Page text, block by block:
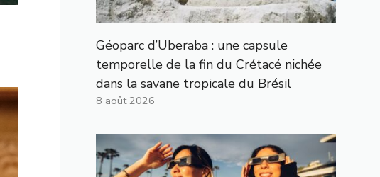
Géoparc d’Uberaba : une capsule
temporelle de la fin du Crétacé nichée
dans la savane tropicale du Brésil
8 août 2026